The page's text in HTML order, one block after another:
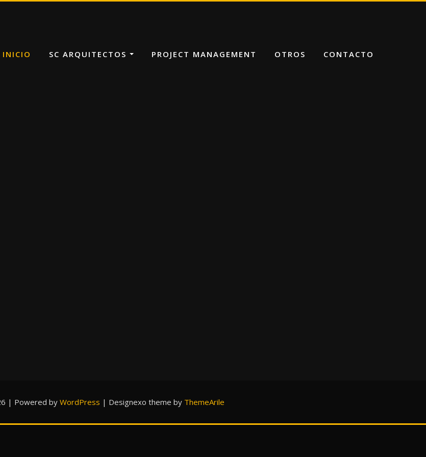
INICIO SC ARQUITECTOS PROJECT MANAGEMENT OTROS CONTACTO
| Powered byWordPress | Designexo theme by ThemeArile